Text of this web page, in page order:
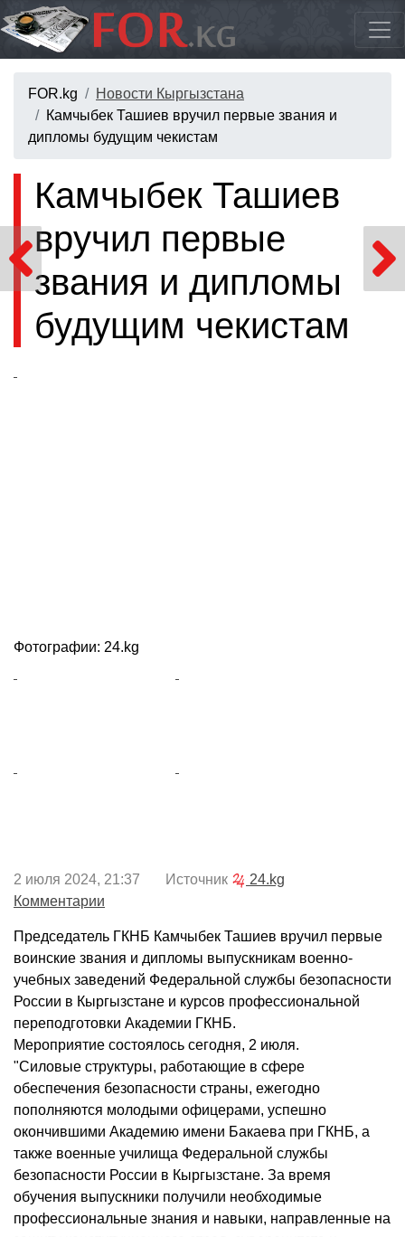
FOR.kg
Новости Кыргызстана
Камчыбек Ташиев вручил первые звания и
дипломы будущим чекистам
Камчыбек Ташиев
вручил первые
звания и дипломы
будущим чекистам
Фотографии: 24.kg
2 июля 2024, 21:37 Источник
24.kg
Комментарии
Председатель ГКНБ Камчыбек Ташиев вручил первые
воинские звания и дипломы выпускникам военно-
учебных заведений Федеральной службы безопасности
России в Кыргызстане и курсов профессиональной
переподготовки Академии ГКНБ.
Мероприятие состоялось сегодня, 2 июля.
"Силовые структуры, работающие в сфере
обеспечения безопасности страны, ежегодно
пополняются молодыми офицерами, успешно
окончившими Академию имени Бакаева при ГКНБ, а
также военные училища Федеральной службы
безопасности России в Кыргызстане. За время
обучения выпускники получили необходимые
профессиональные знания и навыки, направленные на